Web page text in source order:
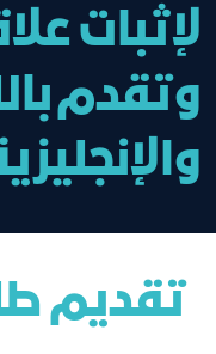
لإثبات
وتقدم
تقديم